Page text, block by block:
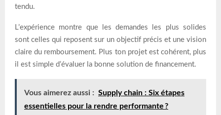
tendu.
L’expérience montre que les demandes les plus solides
sont celles qui reposent sur un objectif précis et une vision
claire du remboursement. Plus ton projet est cohérent, plus
il est simple d’évaluer la bonne solution de financement.
Vous aimerez aussi : Supply chain : Six étapes
essentielles pour la rendre performante ?